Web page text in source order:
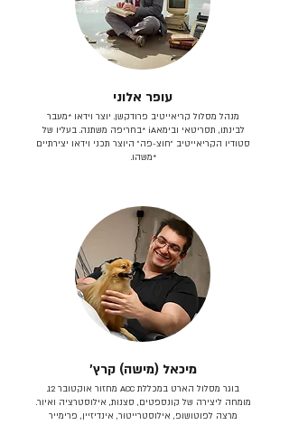
עופר אלוני
מנהל מסלול קריאייטיב פרודקשן. יוצר וידאו *מעבר
לבינתו, תסריטאי וב​ימאiA‎ *בחריפה משתנה. בעליו של
סטודיו הקריאייטיב ״חוצ-פה״ היוצר תכני וידאו יצירתיים
*משהו.
מיכאל (מישה) קרץ׳
בוגר מסלול הארט במכללת ACC מחזור אוקטובר 12.
מומחה ליצירה של קונספטים, סצנות, אילוסטרציה ואיור.
מרצה לפוטושופ, אילוסטרייטור, אינדיזיין, פרימייר